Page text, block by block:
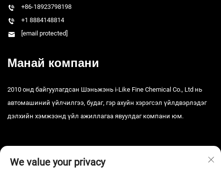
+86-18923798198
+1 8884148814
[email protected]
Манай компани
2010 онд байгуулагдсан Шэньжэнь i-Like Fine Chemical Co., Ltd нь
автомашиний үйлчилгээ, будаг, гэр ахуйн хэрэгсэл үйлдвэрлэдэг
дэлхийн хэмжээнд үйл ажиллагаа явуулдаг компани юм.
We value your privacy